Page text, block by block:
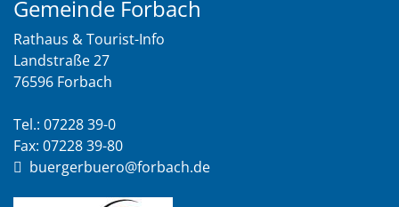
Gemeinde Forbach
Rathaus & Tourist-Info
Landstraße 27
76596 Forbach
Tel.: 07228 39-0
Fax: 07228 39-80
buergerbuero@forbach.de